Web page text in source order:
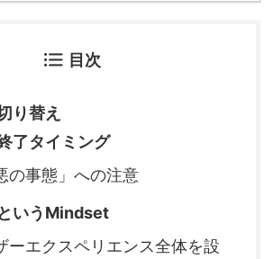
目次
り替え
了タイミング
の事態」への注意
いうMindset
ーエクスペリエンス全体を設